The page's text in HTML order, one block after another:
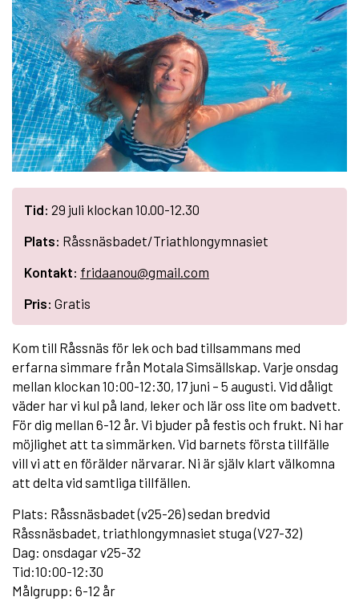
Tid: 29 juli klockan 10.00-12.30
Plats: Råssnäsbadet/Triathlongymnasiet
Kontakt: fridaanou@gmail.com
Pris: Gratis
Kom till Råssnäs för lek och bad tillsammans med
erfarna simmare från Motala Simsällskap. Varje onsdag
mellan klockan 10:00-12:30, 17 juni – 5 augusti. Vid dåligt
väder har vi kul på land, leker och lär oss lite om badvett.
För dig mellan 6-12 år. Vi bjuder på festis och frukt. Ni har
möjlighet att ta simmärken. Vid barnets första tillfälle
vill vi att en förälder närvarar. Ni är själv klart välkomna
att delta vid samtliga tillfällen.
Plats: Råssnäsbadet (v25-26) sedan bredvid
Råssnäsbadet, triathlongymnasiet stuga (V27-32)
Dag: onsdagar v25-32
Tid:10:00-12:30
Målgrupp: 6-12 år